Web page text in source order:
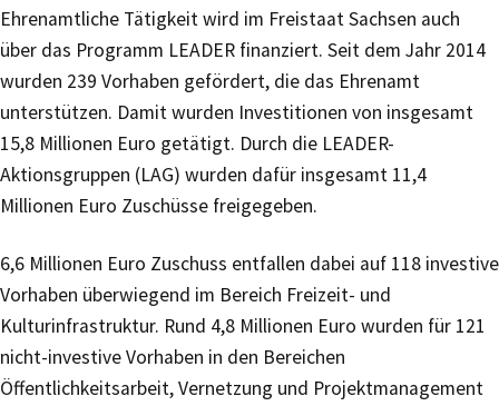
Ehrenamtliche Tätigkeit wird im Freistaat Sachsen auch
über das Programm LEADER finanziert. Seit dem Jahr 2014
wurden 239 Vorhaben gefördert, die das Ehrenamt
unterstützen. Damit wurden Investitionen von insgesamt
15,8 Millionen Euro getätigt. Durch die LEADER-
Aktionsgruppen (LAG) wurden dafür insgesamt 11,4
Millionen Euro Zuschüsse freigegeben.
6,6 Millionen Euro Zuschuss entfallen dabei auf 118 investive
Vorhaben überwiegend im Bereich Freizeit- und
Kulturinfrastruktur. Rund 4,8 Millionen Euro wurden für 121
nicht-investive Vorhaben in den Bereichen
Öffentlichkeitsarbeit, Vernetzung und Projektmanagement